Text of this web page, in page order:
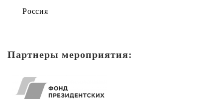
Россия
Партнеры мероприятия: